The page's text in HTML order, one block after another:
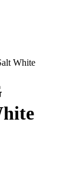
White